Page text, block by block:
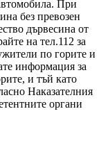
При
без превозен
дървесина от
на тел.112 за
по горите и
информация за
и тъй като
Наказателния
органи